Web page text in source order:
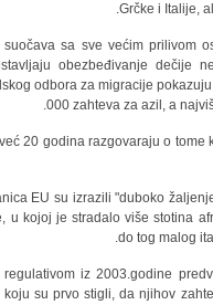
Grčke i Italije,
suočava sa sve većim prilivom
obezbeđivanje dečije
odbora za migracije
000 zahteva za azil, a
20 godina razgovaraju o
EU su izrazili "duboko
u kojoj je stradalo više stotina
do tog malog
regulativom iz 2003.godine
koju su prvo stigli, da njihov